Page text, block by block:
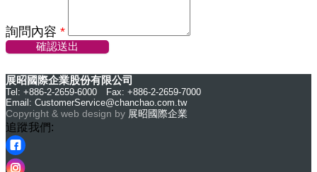
詢問內容 *
確認送出
展昭國際企業股份有限公司
Tel: +886-2-2659-6000 Fax: +886-2-2659-7000
Email: CustomerService@chanchao.com.tw
Copyright & web design by 展昭國際企業
追蹤我們: